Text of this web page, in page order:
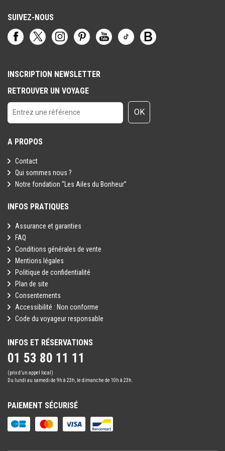
terroriste.
SUIVEZ-NOUS
INSCRIPTION NEWSLETTER
RETROUVER UN VOYAGE
OK
A PROPOS
Contact
Qui sommes nous ?
Notre fondation “Les Ailes du Bonheur”
INFOS PRATIQUES
Assurance et garanties
FAQ
Conditions générales de vente
Mentions légales
Politique de confidentialité
Plan de site
Consentements
Accessibilité : Non conforme
Code du voyageur responsable
INFOS ET RÉSERVATIONS
01 53 80 11 11
(prix d’un appel local)
Du lundi au samedi de 9h à 23h, le dimanche de 10h à 23h.
PAIEMENT SÉCURISÉ